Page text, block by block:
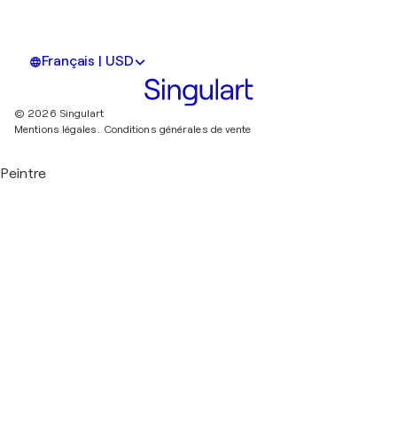
Français | USD
© 2026 Singulart
Mentions légales. Conditions générales de vente
Peintre